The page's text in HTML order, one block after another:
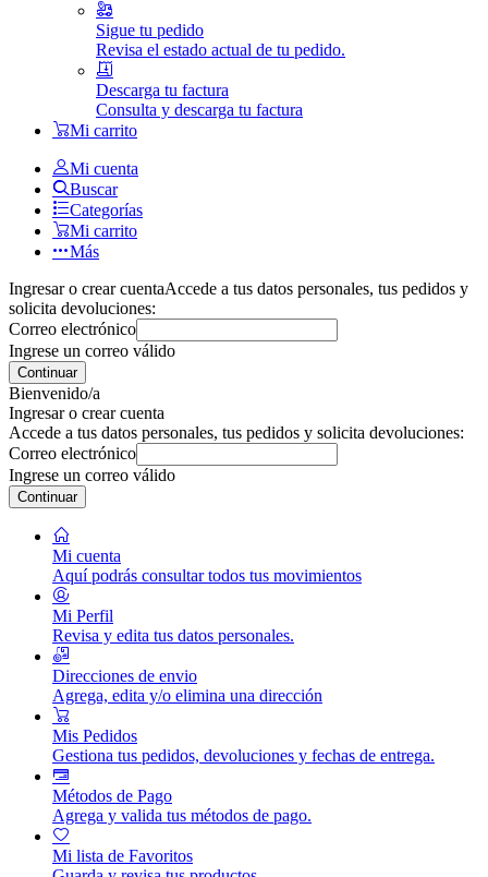
Sigue tu pedido
Revisa el estado actual de tu pedido.
Descarga tu factura
Consulta y descarga tu factura
Mi carrito
Mi cuenta
Buscar
Categorías
Mi carrito
Más
Ingresar o crear cuentaAccede a tus datos personales, tus pedidos y
solicita devoluciones:
Correo electrónico
Ingrese un correo válido
Continuar
Bienvenido/a
Ingresar o crear cuenta
Accede a tus datos personales, tus pedidos y solicita devoluciones:
Correo electrónico
Ingrese un correo válido
Continuar
Mi cuenta
Aquí podrás consultar todos tus movimientos
Mi Perfil
Revisa y edita tus datos personales.
Direcciones de envio
Agrega, edita y/o elimina una dirección
Mis Pedidos
Gestiona tus pedidos, devoluciones y fechas de entrega.
Métodos de Pago
Agrega y valida tus métodos de pago.
Mi lista de Favoritos